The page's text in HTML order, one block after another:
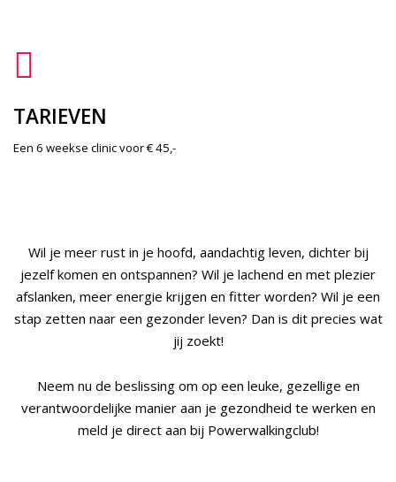
TARIEVEN
Een 6 weekse clinic voor € 45,-
Wil je meer rust in je hoofd, aandachtig leven, dichter bij
jezelf komen en ontspannen? Wil je lachend en met plezier
afslanken, meer energie krijgen en fitter worden? Wil je een
stap zetten naar een gezonder leven? Dan is dit precies wat
jij zoekt!
Neem nu de beslissing om op een leuke, gezellige en
verantwoordelijke manier aan je gezondheid te werken en
meld je direct aan bij Powerwalkingclub!